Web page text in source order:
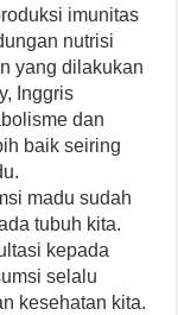
imunitas
nutrisi
yang dilakukan
Inggris
dan
baik seiring
madu sudah
tubuh kita.
kepada
selalu
kesehatan kita.